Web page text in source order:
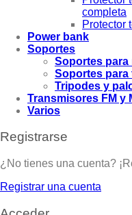
completa
Protector
Power bank
Soportes
Soportes para
Soportes para
Tripodes y
Transmisores FM y
Varios
Registrarse
¿No tienes una cuenta?
Registrar una cuenta